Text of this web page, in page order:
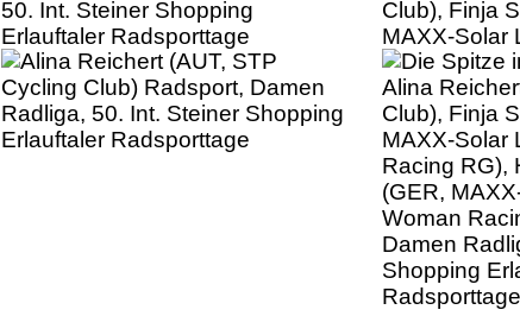
50. Int. Steiner Shopping
Erlauftaler Radsporttage
Club), Finja
MAXX-Solar
Racing RG),
(GER,
Woman
Damen
Shopping
Radsporttage